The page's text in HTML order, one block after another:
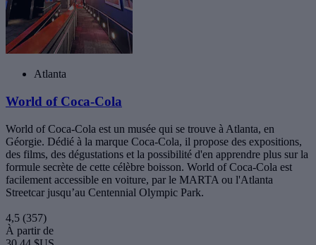
Atlanta
World of Coca-Cola
World of Coca-Cola est un musée qui se trouve à Atlanta, en
Géorgie. Dédié à la marque Coca-Cola, il propose des expositions,
des films, des dégustations et la possibilité d'en apprendre plus sur la
formule secrète de cette célèbre boisson. World of Coca-Cola est
facilement accessible en voiture, par le MARTA ou l'Atlanta
Streetcar jusqu’au Centennial Olympic Park.
4,5 (357)
À partir de